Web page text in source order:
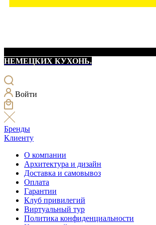
НЕМЕЦКИХ КУХОНЬ.
Войти
Бренды
Клиенту
О компании
Архитектура и дизайн
Доставка и самовывоз
Оплата
Гарантии
Клуб привилегий
Виртуальный тур
Политика конфиденциальности